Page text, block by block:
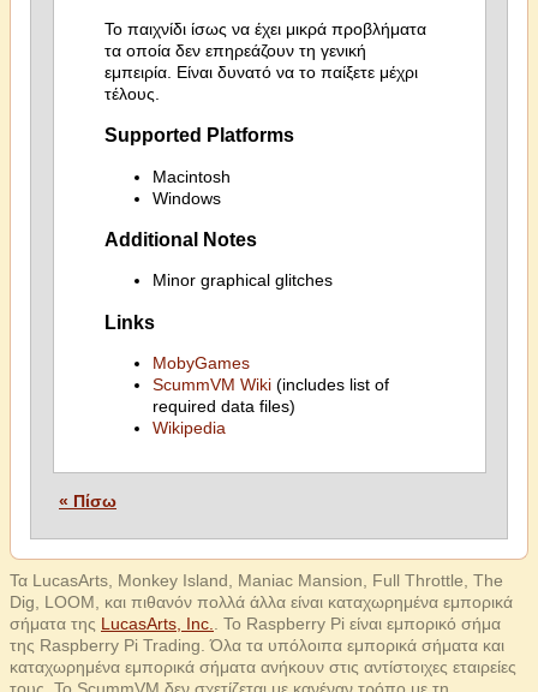
Το παιχνίδι ίσως να έχει μικρά προβλήματα
τα οποία δεν επηρεάζουν τη γενική
εμπειρία. Είναι δυνατό να το παίξετε μέχρι
τέλους.
Supported Platforms
Macintosh
Windows
Additional Notes
Minor graphical glitches
Links
MobyGames
ScummVM Wiki(includes list of
required data files)
Wikipedia
« Πίσω
Τα LucasArts, Monkey Island, Maniac Mansion, Full Throttle, The
Dig, LOOM, και πιθανόν πολλά άλλα είναι καταχωρημένα εμπορικά
σήματα της LucasArts, Inc.
. Το Raspberry Pi είναι εμπορικό σήμα
της Raspberry Pi Trading. Όλα τα υπόλοιπα εμπορικά σήματα και
καταχωρημένα εμπορικά σήματα ανήκουν στις αντίστοιχες εταιρείες